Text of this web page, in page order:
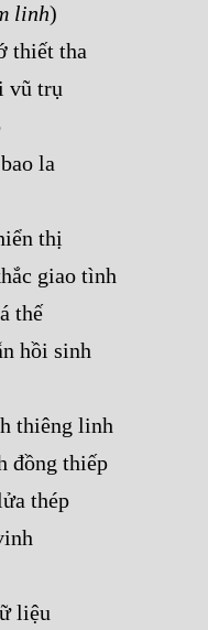
linh)
thiết tha
vũ trụ
la
thị
giao tình
thế
hồi sinh
thiêng linh
đồng thiếp
thép
liệu